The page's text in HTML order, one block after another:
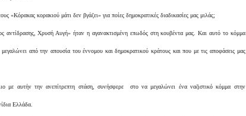
«Κόρακας κορακιού μάτι δεν βγάζει» για ποίες δημοκρατικές διαδικασίες μας μιλάς;
αντίδρασης, Χρυσή Αυγή» ήταν η αγανακτισμένη επωδός στη κουβέντα μας. Και αυτό το κόμμα
από την απουσία του έννομου και δημοκρατικού κράτους και που με τις αποφάσεις μας
με αυτήν την ανεπίτρεπτη στάση, συνήσφερε στο να μεγαλώνει ένα ναζιστικό κόμμα στην
Ελλάδα.